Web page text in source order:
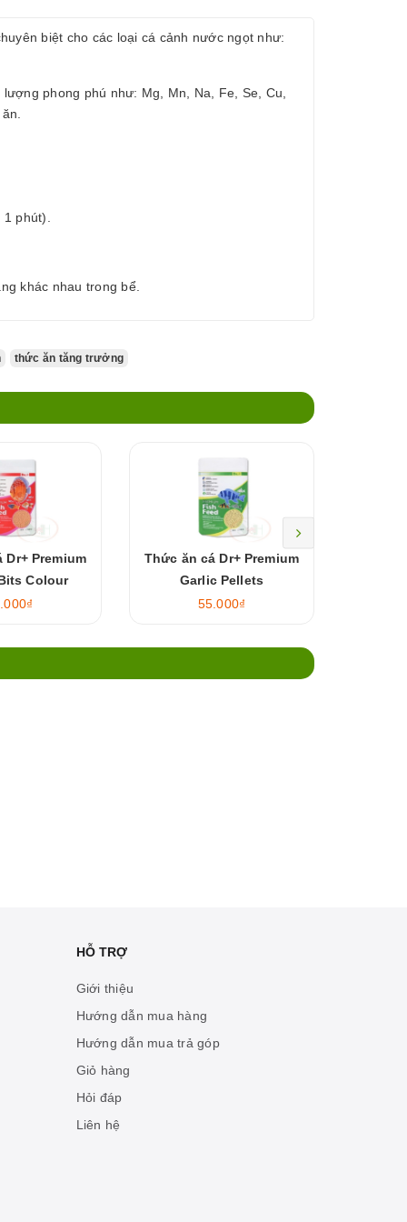
biệt cho các loại cá cảnh nước ngọt như:
phong phú như: Mg, Mn, Na, Fe, Se, Cu,
phút).
khác nhau trong bể.
thức ăn tăng trưởng
Dr+ Premium
Colour
Thức ăn cá Dr+ Premium
Garlic Pellets
55.000₫
HỖ TRỢ
Giới thiệu
Hướng dẫn mua hàng
Hướng dẫn mua trả góp
Giỏ hàng
Hỏi đáp
Liên hệ